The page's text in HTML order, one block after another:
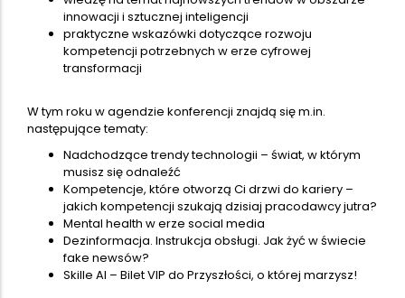
innowacji i sztucznej inteligencji
praktyczne wskazówki dotyczące rozwoju
kompetencji potrzebnych w erze cyfrowej
transformacji
W tym roku w agendzie konferencji znajdą się m.in.
następujące tematy:
Nadchodzące trendy technologii – świat, w którym
musisz się odnaleźć
Kompetencje, które otworzą Ci drzwi do kariery –
jakich kompetencji szukają dzisiaj pracodawcy jutra?
Mental health w erze social media
Dezinformacja. Instrukcja obsługi. Jak żyć w świecie
fake newsów?
Skille AI – Bilet VIP do Przyszłości, o której marzysz!